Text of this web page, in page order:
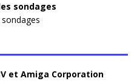
sondages
et Amiga Corporation